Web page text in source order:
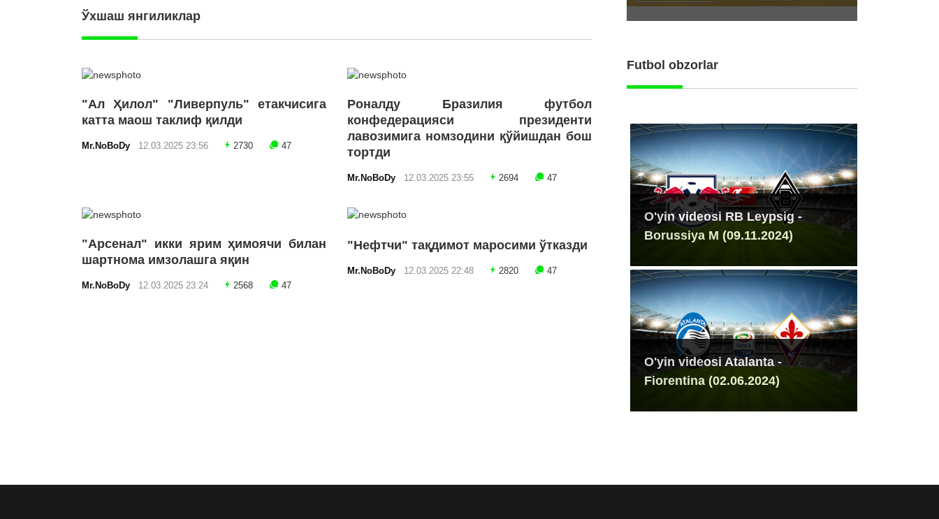
Ўхшаш янгиликлар
"Ал Ҳилол" "Ливерпуль" етакчисига
катта маош таклиф қилди
Mr.NoBoDy 12.03.2025 23:56 2730 47
Роналду Бразилия футбол
конфедерацияси президенти
лавозимига номзодини қўйишдан бош
тортди
Mr.NoBoDy 12.03.2025 23:55 2694 47
"Арсенал" икки ярим ҳимоячи билан
шартнома имзолашга яқин
Mr.NoBoDy 12.03.2025 23:24 2568 47
"Нефтчи" тақдимот маросими ўтказди
Mr.NoBoDy 12.03.2025 22:48 2820 47
Futbol obzorlar
O'yin videosi RB Leypsig -
Borussiya M (09.11.2024)
O'yin videosi Atalanta -
Fiorentina (02.06.2024)